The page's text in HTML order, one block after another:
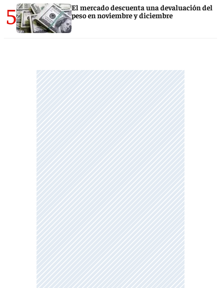
5
El mercado descuenta una devaluación del
peso en noviembre y diciembre